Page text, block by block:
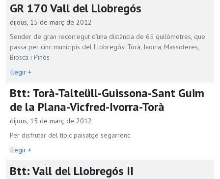
GR 170 Vall del Llobregós
dijous, 15 de març de 2012
Sender de gran recorregut d’una distància de 65 quilòmetres, que
passa per cinc municipis del Llobregós: Torà, Ivorra, Massoteres,
Biosca i Pinós
llegir +
Btt: Torà-Talteüll-Guissona-Sant Guim
de la Plana-Vicfred-Ivorra-Torà
dijous, 15 de març de 2012
Per disfrutar del típic paisatge segarrenc
llegir +
Btt: Vall del Llobregós II